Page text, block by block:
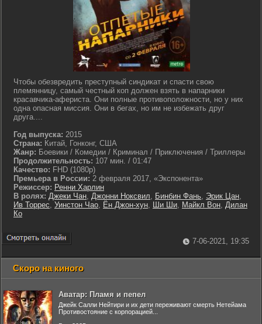
Чтобы обезвредить преступный синдикат и спасти свою
племянницу, самый честный коп должен взять в напарники
красавчика-афериста. Они полные противоположности, но у них
одна опасная миссия. Они в бегах, но им не избежать друг
друга....
Год выпуска: 2015
Страна: Китай, Гонконг, США
Жанр: Боевики / Комедии / Криминал / Приключения / Триллеры
Продолжительность: 107 мин. / 01:47
Качество: FHD (1080p)
Премьера в России: 2 февраля 2017, «Экспонента»
Режиссер: Ренни Харлин
В ролях: Джеки Чан, Джонни Ноксвил, Бинбин Фань, Эрик Цан,
Ив Торрес, Уинстон Чао, Ён Джон-хун, Ши Ши, Майкл Вон, Дилан
Ко
7-06-2021, 19:35
Скоро на киного
Аватар: Пламя и пепел
Джейк Салли Нейтири и их дети переживают смерть Нетейама
Противостояние с корпорацией...